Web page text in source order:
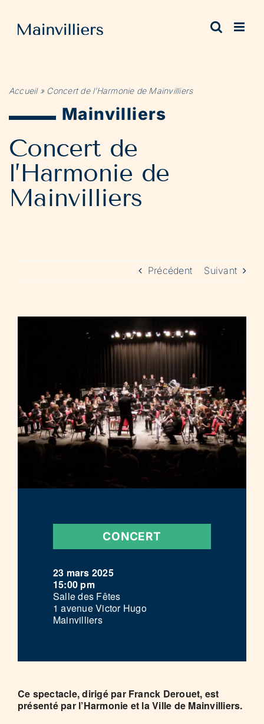
contenu
Accueil» Concert de l’Harmonie de Mainvilliers
Mainvilliers
Concert de
l’Harmonie de
Mainvilliers
Précédent Suivant
CONCERT
23 mars 2025
15:00 pm
Salle des Fêtes
1 avenue Victor Hugo
Mainvilliers
Ce spectacle, dirigé par Franck Derouet, est
présenté par l’Harmonie et la Ville de Mainvilliers.